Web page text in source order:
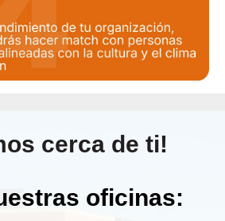
cerca de ti!
oficinas: